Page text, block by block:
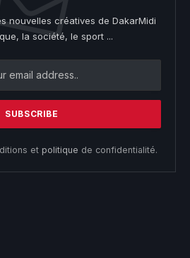
nouvelles créatives de DakarMidi
la société, le sport ...
et politique de confidentialité.